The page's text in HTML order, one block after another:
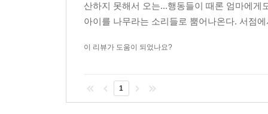
산하지 못해서 오는...행동들이 때론 엄마에
아이를 나무라는 소리들로 뿜어나온다. 서점
이 리뷰가 도움이 되었나요?
1